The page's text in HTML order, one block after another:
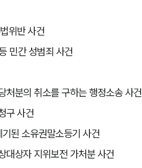
위반 사건
민간 성범죄 사건
처분의 취소를 구하는 행정소송 사건
구 사건
된 소유권말소등기 사건
대상자 지위보전 가처분 사건